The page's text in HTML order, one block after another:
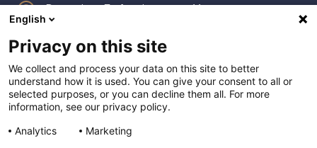
Postadresse:
Postboks 2944 Solli
0230 Oslo
+47 23 27 27 00
English
Privacy on this site
We collect and process your data on this site to better
understand how it is used. You can give your consent to all or
selected purposes, or you can decline them all. For more
information, see our privacy policy.
Analytics
Marketing